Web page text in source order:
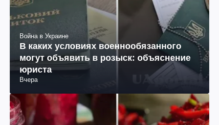
Война в Украине
В каких условиях военнообязанного
могут объявить в розыск: объяснение
юриста
Вчера